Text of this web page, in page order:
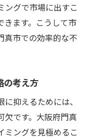
ングで市場に出すこ
きます。こうして市
真市での効率的な不
の考え方
抑えるためには、
欠です。大阪府門真
ミングを見極めるこ